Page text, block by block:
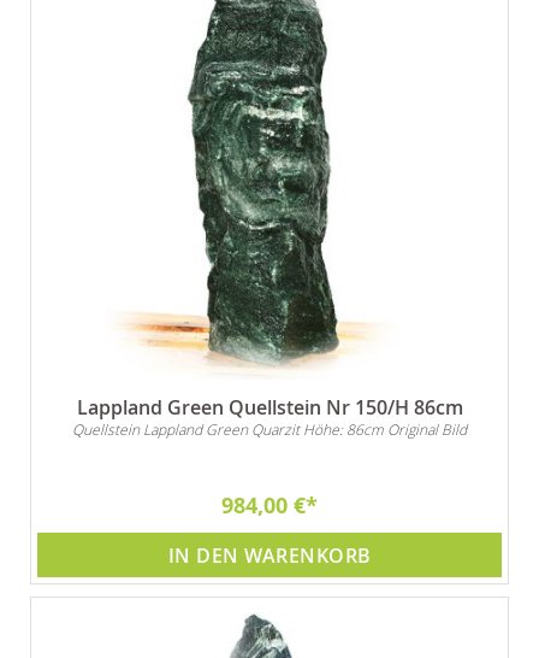
Lappland Green Quellstein Nr 150/H 86cm
Quellstein Lappland Green Quarzit Höhe: 86cm Original Bild
984,00 €
IN DEN WARENKORB